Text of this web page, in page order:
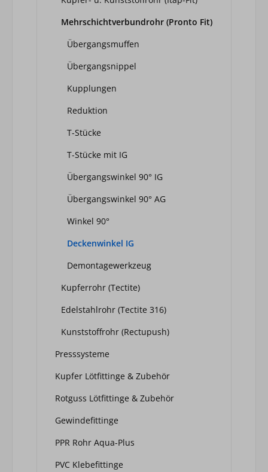
Mehrschichtverbundrohr (Pronto Fit)
Übergangsmuffen
Übergangsnippel
Kupplungen
Reduktion
T-Stücke
T-Stücke mit IG
Übergangswinkel 90° IG
Übergangswinkel 90° AG
Winkel 90°
Deckenwinkel IG
Demontagewerkzeug
Kupferrohr (Tectite)
Edelstahlrohr (Tectite 316)
Kunststoffrohr (Rectupush)
Presssysteme
Kupfer Lötfittinge & Zubehör
Rotguss Lötfittinge & Zubehör
Gewindefittinge
PPR Rohr Aqua-Plus
PVC Klebefittinge